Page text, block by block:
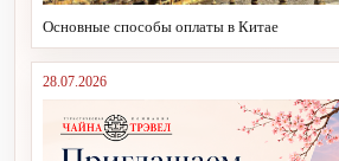
Основные способы оплаты в Китае
28.07.2026